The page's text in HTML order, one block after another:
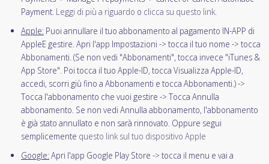
Payment. Leggi di più a riguardo o clicca su questo link.
Apple: Puoi annullare il tuo abbonamento al pagamento IN-APP di
AppleE gestire. Apri l'app Impostazioni -> tocca il tuo nome -> tocca
Abbonamenti. (Se non vedi "Abbonamenti", tocca invece "iTunes &
App Store". Poi tocca il tuo Apple-ID, tocca Visualizza Apple-ID,
accedi, scorri giù fino a Abbonamenti e tocca Abbonamenti.) ->
Tocca l'abbonamento che vuoi gestire -> Tocca Annulla
abbonamento. Se non vedi Annulla abbonamento, l'abbonamento
è già stato annullato e non sarà rinnovato. Oppure segui
semplicemente questo link sul tuo dispositivo Apple
Google: Apri l'app Google Play Store -> tocca il menu e vai a